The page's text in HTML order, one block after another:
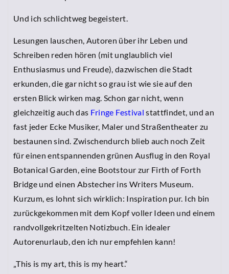
Und ich schlichtweg begeistert.
Lesungen lauschen, Autoren über ihr Leben und
Schreiben reden hören (mit unglaublich viel
Enthusiasmus und Freude), dazwischen die Stadt
erkunden, die gar nicht so grau ist wie sie auf den
ersten Blick wirken mag. Schon gar nicht, wenn
gleichzeitig auch das Fringe Festival stattfindet, und an
fast jeder Ecke Musiker, Maler und Straßentheater zu
bestaunen sind. Zwischendurch blieb auch noch Zeit
für einen entspannenden grünen Ausflug in den Royal
Botanical Garden, eine Bootstour zur Firth of Forth
Bridge und einen Abstecher ins Writers Museum.
Kurzum, es lohnt sich wirklich: Inspiration pur. Ich bin
zurückgekommen mit dem Kopf voller Ideen und einem
randvollgekritzelten Notizbuch. Ein idealer
Autorenurlaub, den ich nur empfehlen kann!
„This is my art, this is my heart.“